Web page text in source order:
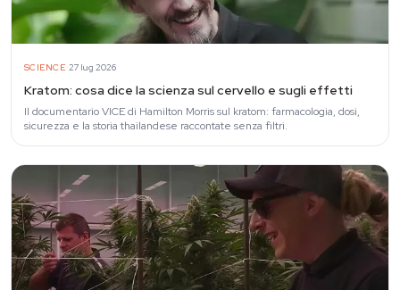
SCIENCE·27 lug 2026
Kratom: cosa dice la scienza sul cervello e sugli effetti
Il documentario VICE di Hamilton Morris sul kratom: farmacologia, dosi,
sicurezza e la storia thailandese raccontate senza filtri.